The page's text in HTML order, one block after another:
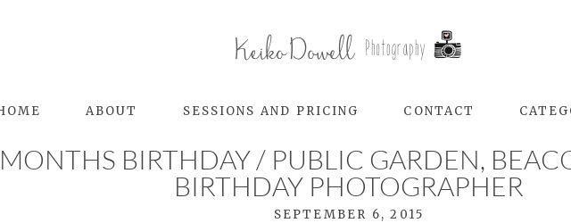
ABOUT SESSIONS AND PRICING CONTACT
BIRTHDAY / PUBLIC GARDEN,
BIRTHDAY PHOTOGRAPHER
SEPTEMBER 6, 2015